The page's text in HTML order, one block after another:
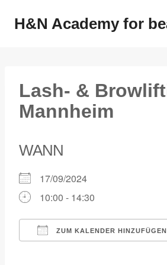
H&N Academy for
Lash- &
Mannheim
WANN
17/09/2024
10:00 - 14:30
ZUM KALENDER HINZUFÜGEN